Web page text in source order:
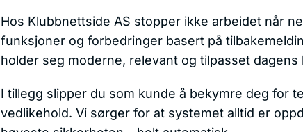
Hos Klubbnettside AS stopper ikke arbeidet når
funksjoner og forbedringer basert på
holder seg moderne, relevant og tilpasset dagens
I tillegg slipper du som kunde å bekymre deg for
vedlikehold. Vi sørger for at systemet alltid er